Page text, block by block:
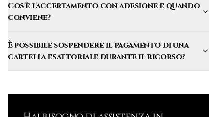
Cos'è l'accertamento con adesione e quando
conviene?
È possibile sospendere il pagamento di una
cartella esattoriale durante il ricorso?